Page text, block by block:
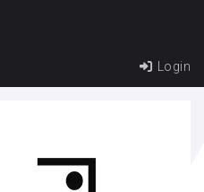
Login